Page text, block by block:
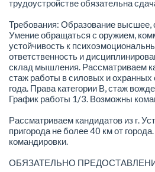
трудоустройстве обязательна
Требования: Образование высшее,
Умение обращаться с оружием,
устойчивость к
ответственность и
склад мышления. Рассматриваем
стаж работы в силовых и охранных
года. Права категории В, стаж
График работы 1/3. Возможны
Рассматриваем кандидатов из г.
пригорода не более 40 км от
командировки.
ОБЯЗАТЕЛЬНО